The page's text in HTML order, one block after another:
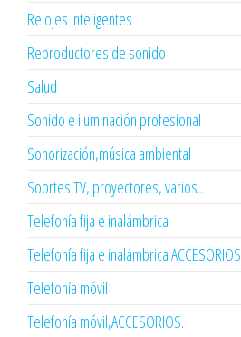
Relojes inteligentes
Reproductores de sonido
Salud
Sonido e iluminación profesional
Sonorización,música ambiental
Soprtes TV, proyectores, varios..
Telefonía fija e inalámbrica
Telefonía fija e inalámbrica ACCESORIOS
Telefonía móvil
Telefonía móvil,ACCESORIOS.